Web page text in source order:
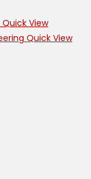
Quick View
Quick View